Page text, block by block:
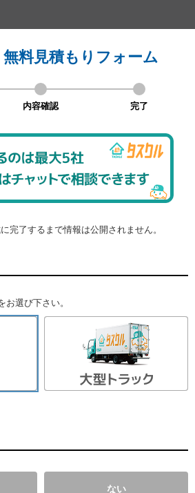
料見積もりフォーム
内容確認 完了
完了するまで情報は公開されません。
お選び下さい。
ない